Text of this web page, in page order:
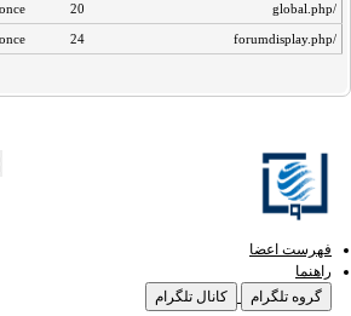
/global.php
20
/forumdisplay.php
24
فهرست اعضا
راهنما
گروه تلگرام
کانال تلگرام